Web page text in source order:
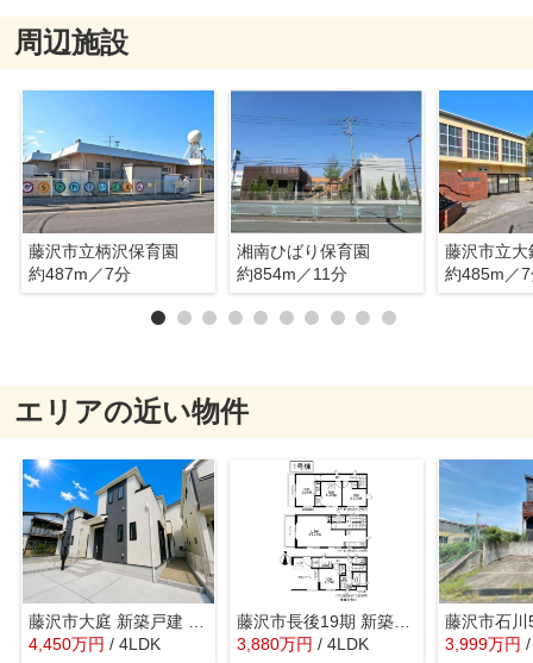
周辺施設
藤沢市立柄沢保育園
約487m／7分
湘南ひばり保育園
約854m／11分
藤沢市立大
約485m／
エリアの近い物件
4,450万円 / 4LDK
藤沢市長後19期 新築戸建 全2棟
3,880万円 / 4LDK 3,999万円